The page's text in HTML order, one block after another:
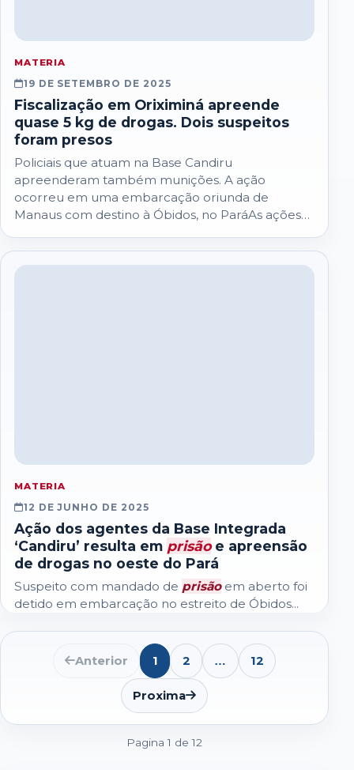
MATERIA
19 DE SETEMBRO DE 2025
Fiscalização em Oriximiná apreende
quase 5 kg de drogas. Dois suspeitos
foram presos
Policiais que atuam na Base Candiru
apreenderam também munições. A ação
ocorreu em uma embarcação oriunda de
Manaus com destino à Óbidos, no ParáAs ações
MATERIA
12 DE JUNHO DE 2025
Ação dos agentes da Base Integrada
‘Candiru’ resulta em prisãoe apreensão
de drogas no oeste do Pará
Suspeito com mandado de prisãoem aberto foi
detido em embarcação no estreito de Óbidos...
Anterior 1 2 …Abrir
lista
12
Proxima
Pagina 1 de 12